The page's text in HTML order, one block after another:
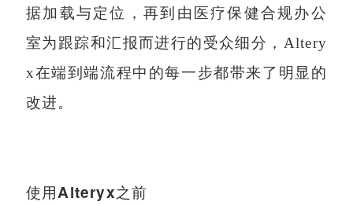
据加载与定位，再到由医疗保健合规办公
室为跟踪和汇报而进行的受众细分，Altery
x在端到端流程中的每一步都带来了明显的
改进。
使用Alteryx之前